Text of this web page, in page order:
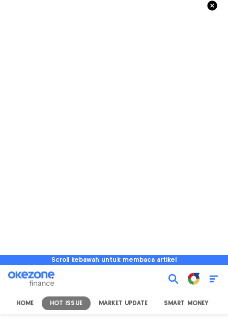
Scroll kebawah untuk membaca artikel
HOME HOT ISSUE MARKET UPDATE SMART MONEY